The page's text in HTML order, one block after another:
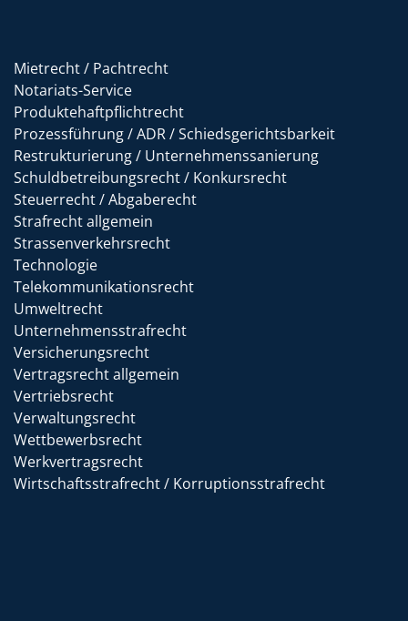
Mietrecht / Pachtrecht
Notariats-Service
Produktehaftpflichtrecht
Prozessführung / ADR / Schiedsgerichtsbarkeit
Restrukturierung / Unternehmenssanierung
Schuldbetreibungsrecht / Konkursrecht
Steuerrecht / Abgaberecht
Strafrecht allgemein
Strassenverkehrsrecht
Technologie
Telekommunikationsrecht
Umweltrecht
Unternehmensstrafrecht
Versicherungsrecht
Vertragsrecht allgemein
Vertriebsrecht
Verwaltungsrecht
Wettbewerbsrecht
Werkvertragsrecht
Wirtschaftsstrafrecht / Korruptionsstrafrecht